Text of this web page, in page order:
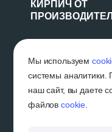
Мы используем
системы аналитики.
наш сайт, вы даете
файловcookie
КИРПИЧ ОТ
2019-2026 © «ВГП»